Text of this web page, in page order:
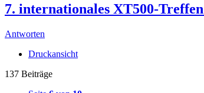
7. internationales XT500-Treffen
Antworten
Druckansicht
137 Beiträge